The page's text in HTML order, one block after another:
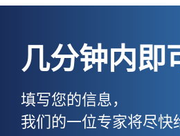
几分钟内即
填写您的信息，
我们的一位专家将尽快